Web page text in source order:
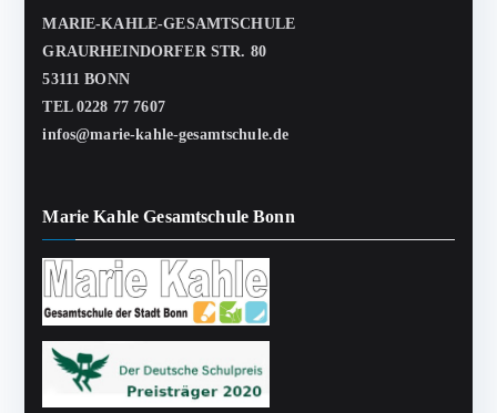
MARIE-KAHLE-GESAMTSCHULE
GRAURHEINDORFER STR. 80
53111 BONN
TEL 0228 77 7607
infos@marie-kahle-gesamtschule.de
Marie Kahle Gesamtschule Bonn